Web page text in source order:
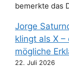
bemerkte das
Jorge
klingt als X
mögliche
22. Juli 2026